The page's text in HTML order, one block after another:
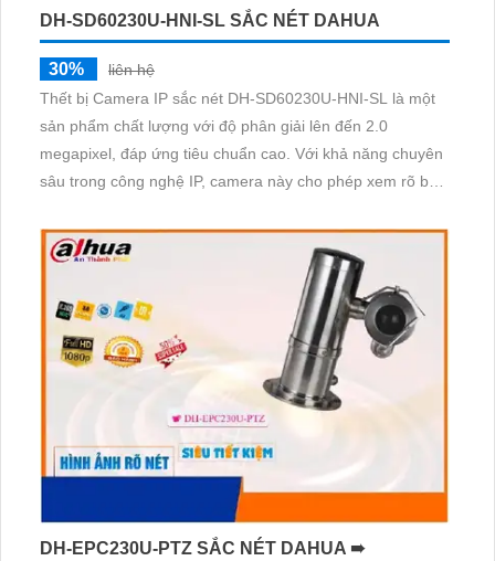
DH-SD60230U-HNI-SL SẮC NÉT DAHUA
30%
liên hệ
Thết bị Camera IP sắc nét DH-SD60230U-HNI-SL là một
sản phẩm chất lượng với độ phân giải lên đến 2.0
megapixel, đáp ứng tiêu chuẩn cao. Với khả năng chuyên
sâu trong công nghệ IP, camera này cho phép xem rõ ban
năng xoay 360 độ, zoom giám sát chi tiết, camera này lý
tưởng cho lắp đặt ở gia đình, căn hộ
DH-EPC230U-PTZ SẮC NÉT DAHUA ➠